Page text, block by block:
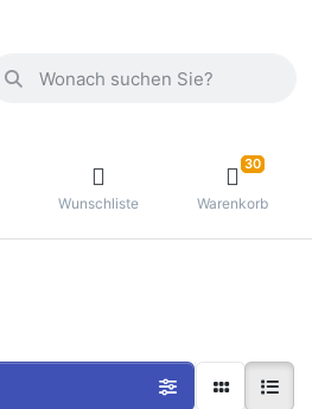
Wunschliste
30
Warenkorb